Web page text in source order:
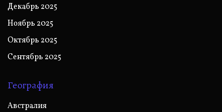
Декабрь 2025
Ноябрь 2025
Октябрь 2025
Сентябрь 2025
География
Австралия